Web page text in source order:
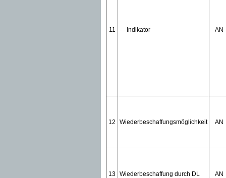
11 - - Indikator AN
12 Wiederbeschaffungsmöglichkeit AN
13 Wiederbeschaffung durch DL AN